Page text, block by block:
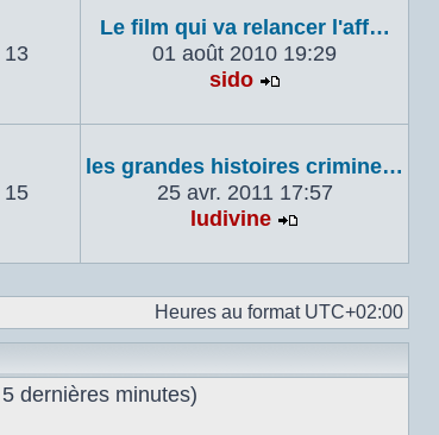
13
Le film qui va relancer l'aff…
01 août 2010 19:29
sido
15
les grandes histoires crimine…
25 avr. 2011 17:57
ludivine
Heures au format UTC+02:00
dernières minutes)